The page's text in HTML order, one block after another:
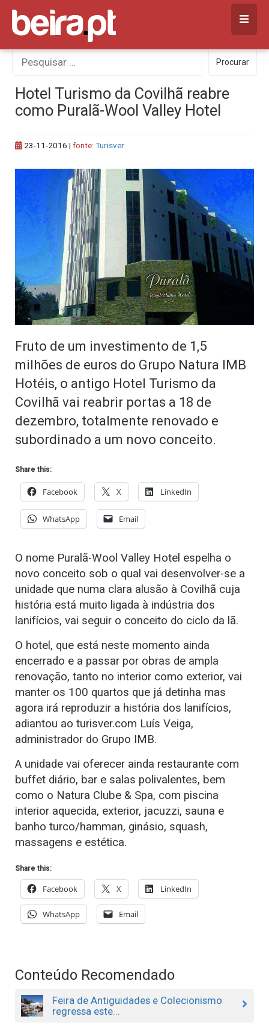
Skip
content
Procurar
por:
Procurar
Hotel Turismo da Covilhã reabre
como Puralã-Wool Valley Hotel
23-11-2016 | fonte: Turisver
Fruto de um investimento de 1,5
milhões de euros do Grupo Natura IMB
Hotéis, o antigo Hotel Turismo da
Covilhã vai reabrir portas a 18 de
dezembro, totalmente renovado e
subordinado a um novo conceito.
Share this:
Facebook X LinkedIn
WhatsApp Email
O nome Puralã-Wool Valley Hotel espelha o
novo conceito sob o qual vai desenvolver-se a
unidade que numa clara alusão à Covilhã cuja
história está muito ligada à indústria dos
lanifícios, vai seguir o conceito do ciclo da lã.
O hotel, que está neste momento ainda
encerrado e a passar por obras de ampla
renovação, tanto no interior como exterior, vai
manter os 100 quartos que já detinha mas
agora irá reproduzir a história dos lanifícios,
adiantou ao turisver.com Luís Veiga,
administrador do Grupo IMB.
A unidade vai oferecer ainda restaurante com
buffet diário, bar e salas polivalentes, bem
como o Natura Clube & Spa, com piscina
interior aquecida, exterior, jacuzzi, sauna e
banho turco/hamman, ginásio, squash,
massagens e estética.
Share this:
Facebook X LinkedIn
WhatsApp Email
Conteúdo Recomendado
Feira de Antiguidades e Colecionismo
regressa este...